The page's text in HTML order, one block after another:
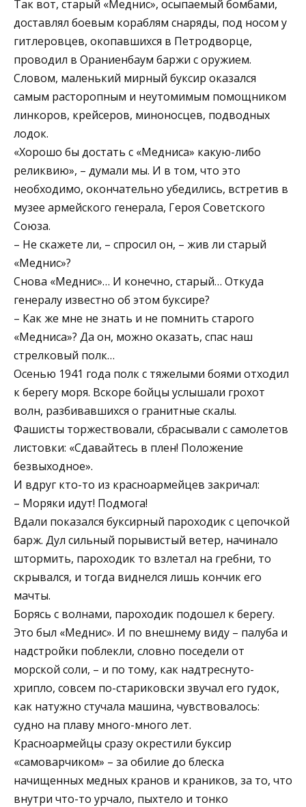
Так вот, старый «Меднис», осыпаемый бомбами,
доставлял боевым кораблям снаряды, под носом у
гитлеровцев, окопавшихся в Петродворце,
проводил в Ораниенбаум баржи с оружием.
Словом, маленький мирный буксир оказался
самым расторопным и неутомимым помощником
линкоров, крейсеров, миноносцев, подводных
лодок.
«Хорошо бы достать с «Медниса» какую-либо
реликвию», – думали мы. И в том, что это
необходимо, окончательно убедились, встретив в
музее армейского генерала, Героя Советского
Союза.
– Не скажете ли, – спросил он, – жив ли старый
«Меднис»?
Снова «Меднис»… И конечно, старый… Откуда
генералу известно об этом буксире?
– Как же мне не знать и не помнить старого
«Медниса»? Да он, можно оказать, спас наш
стрелковый полк…
Осенью 1941 года полк с тяжелыми боями отходил
к берегу моря. Вскоре бойцы услышали грохот
волн, разбивавшихся о гранитные скалы.
Фашисты торжествовали, сбрасывали с самолетов
листовки: «Сдавайтесь в плен! Положение
безвыходное».
И вдруг кто-то из красноармейцев закричал:
– Моряки идут! Подмога!
Вдали показался буксирный пароходик с цепочкой
барж. Дул сильный порывистый ветер, начинало
штормить, пароходик то взлетал на гребни, то
скрывался, и тогда виднелся лишь кончик его
мачты.
Борясь с волнами, пароходик подошел к берегу.
Это был «Меднис». И по внешнему виду – палуба и
надстройки поблекли, словно поседели от
морской соли, – и по тому, как надтреснуто-
хрипло, совсем по-стариковски звучал его гудок,
как натужно стучала машина, чувствовалось:
судно на плаву много-много лет.
Красноармейцы сразу окрестили буксир
«самоварчиком» – за обилие до блеска
начищенных медных кранов и краников, за то, что
внутри что-то урчало, пыхтело и тонко